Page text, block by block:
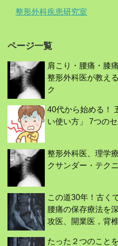
整形外科疾患研究室
ページ一覧
肩こり・腰痛・膝
整形外科医が教え
ク
40代から始める！
い使い方」 7つの
整形外科医、理学
クサンダー・テク
この道30年！古く
腰痛の保存療法を
攻医、開業医，背
たった２つのこと